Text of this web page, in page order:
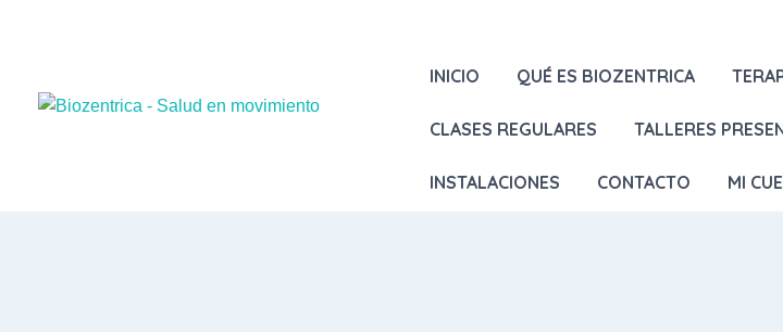
INICIO QUÉ ES BIOZENTRICA
CLASES REGULARES TALLERES
INSTALACIONES CONTACTO MI